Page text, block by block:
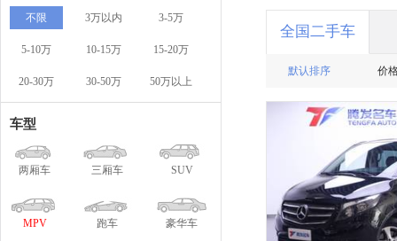
不限 3万以内 3-5万
5-10万 10-15万 15-20万
20-30万 30-50万 50万以上
车型
两厢车 三厢车 SUV
MPV 跑车 豪华车
全国二手车
默认排序 价
一口